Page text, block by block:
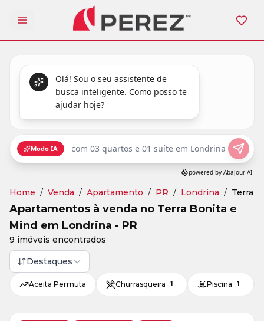
Abrir menu
Home / Venda / Apartamento / PR / Londrina / Terra
Apartamentos à venda no Terra Bonita e
Mind em Londrina - PR
9 imóveis encontrados
Destaques
Aceita Permuta Churrasqueira 1 Piscina 1